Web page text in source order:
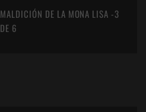
MALDICIÓN DE LA MONA LISA -3
DE 6